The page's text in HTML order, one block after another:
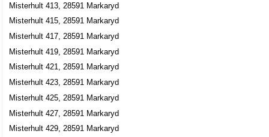
Misterhult 413, 28591 Markaryd
Misterhult 415, 28591 Markaryd
Misterhult 417, 28591 Markaryd
Misterhult 419, 28591 Markaryd
Misterhult 421, 28591 Markaryd
Misterhult 423, 28591 Markaryd
Misterhult 425, 28591 Markaryd
Misterhult 427, 28591 Markaryd
Misterhult 429, 28591 Markaryd